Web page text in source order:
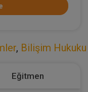
, Bilişim Hukuku
Eğitmen